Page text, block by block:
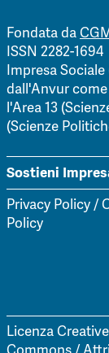
Fondata da
ISSN 2282-1694
Impresa
dall'Anvur come
l'Area 13
(Scienze
Sostieni
Privacy Policy/
Policy
Licenza Creative